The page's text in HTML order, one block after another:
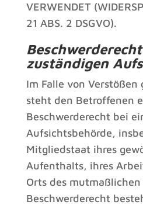
VERWENDET
21 ABS. 2 DSGVO).
zuständigen
Im Falle von Verstößen
steht den Betroffenen
Beschwerderecht bei
Aufsichtsbehörde,
Mitgliedstaat ihres
Aufenthalts, ihres
Orts des mutmaßlichen
Beschwerderecht